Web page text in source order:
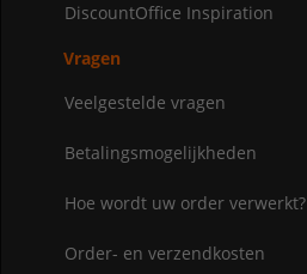
DiscountOffice Inspiration
Vragen
Veelgestelde vragen
Betalingsmogelijkheden
Hoe wordt uw order verwerkt?
Order- en verzendkosten